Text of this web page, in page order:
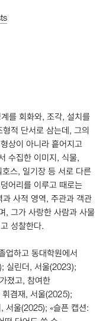
를 회화와, 조각, 설치를
적 단서로 삼는데, 그의
상이 아니라 흩어지고
수집한 이미지, 식물,
스, 일기장 등 서로 다른
어리를 이루고 때로는
사적 영역, 주관과 객관
, 그가 사랑한 사람과 사물
성찰한다.
업하고 동대학원에서
실린더, 서울(2023);
졌고, 참여한
겸재, 서울(2025);
서울(2025); «슬픈 캡션: